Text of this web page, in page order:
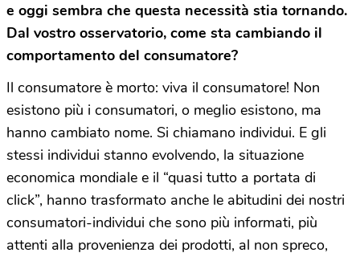
e oggi sembra che questa necessità stia tornando.
Dal vostro osservatorio, come sta cambiando il
comportamento del consumatore?
Il consumatore è morto: viva il consumatore! Non
esistono più i consumatori, o meglio esistono, ma
hanno cambiato nome. Si chiamano individui. E gli
stessi individui stanno evolvendo, la situazione
economica mondiale e il “quasi tutto a portata di
click”, hanno trasformato anche le abitudini dei nostri
consumatori-individui che sono più informati, più
attenti alla provenienza dei prodotti, al non spreco,